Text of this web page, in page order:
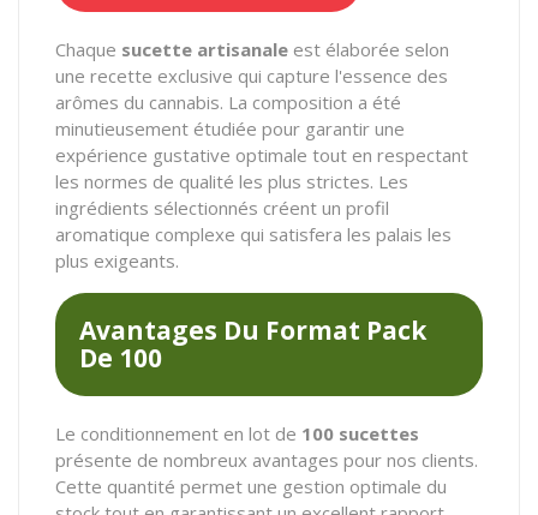
Chaque sucette artisanale est élaborée selon
une recette exclusive qui capture l'essence des
arômes du cannabis. La composition a été
minutieusement étudiée pour garantir une
expérience gustative optimale tout en respectant
les normes de qualité les plus strictes. Les
ingrédients sélectionnés créent un profil
aromatique complexe qui satisfera les palais les
plus exigeants.
Avantages Du Format Pack
De 100
Le conditionnement en lot de 100 sucettes
présente de nombreux avantages pour nos clients.
Cette quantité permet une gestion optimale du